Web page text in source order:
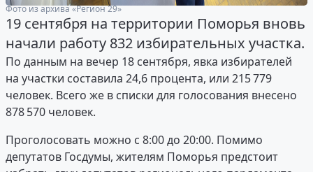
Фото из архива «Регион 29»
19 сентября на территории Поморья вновь
начали работу 832 избирательных участка.
По данным на вечер 18 сентября, явка избирателей
на участки составила 24,6 процента, или 215 779
человек. Всего же в списки для голосования внесено
878 570 человек.
Проголосовать можно с 8:00 до 20:00. Помимо
депутатов Госдумы, жителям Поморья предстоит